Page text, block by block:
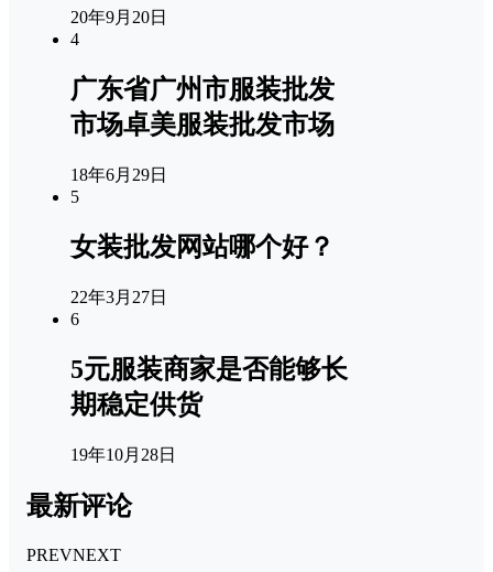
20年9月20日
4
广东省广州市服装批发
市场卓美服装批发市场
18年6月29日
5
女装批发网站哪个好？
22年3月27日
6
5元服装商家是否能够长
期稳定供货
19年10月28日
最新评论
PREVNEXT